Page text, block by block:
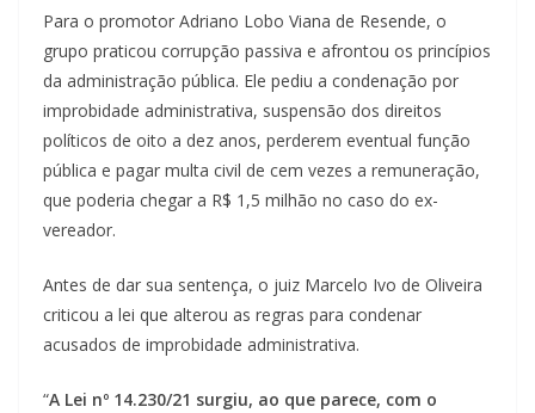
Para o promotor Adriano Lobo Viana de Resende, o
grupo praticou corrupção passiva e afrontou os princípios
da administração pública. Ele pediu a condenação por
improbidade administrativa, suspensão dos direitos
políticos de oito a dez anos, perderem eventual função
pública e pagar multa civil de cem vezes a remuneração,
que poderia chegar a R$ 1,5 milhão no caso do ex-
vereador.
Antes de dar sua sentença, o juiz Marcelo Ivo de Oliveira
criticou a lei que alterou as regras para condenar
acusados de improbidade administrativa.
“A Lei nº 14.230/21 surgiu, ao que parece, com o